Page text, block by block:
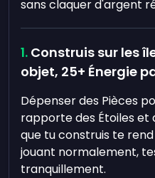
sans claquer d'argent
Construis sur les
objet, 25+ Énergie
Dépenser des Pièces
rapporte des Étoiles et
que tu construis te
jouant normalement,
tranquillement.